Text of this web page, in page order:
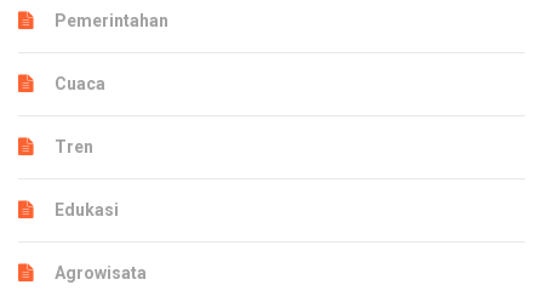
Pemerintahan
Cuaca
Tren
Edukasi
Agrowisata